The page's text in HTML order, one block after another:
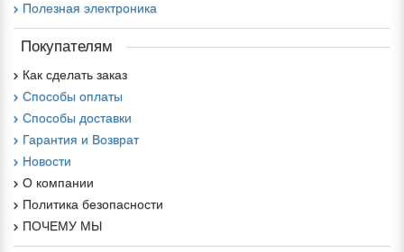
Полезная электроника
Покупателям
Как сделать заказ
Способы оплаты
Способы доставки
Гарантия и Возврат
Новости
О компании
Политика безопасности
ПОЧЕМУ МЫ